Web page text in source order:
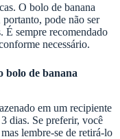
O bolo de banana
portanto, pode não ser
É sempre recomendado
necessário.
bolo de banana
em um recipiente
dias. Se preferir, você
lembre-se de retirá-lo